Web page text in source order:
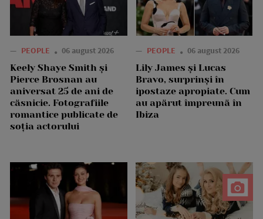
— PEOPLE 06 august 2026
Keely Shaye Smith și
Pierce Brosnan au
aniversat 25 de ani de
căsnicie. Fotografiile
romantice publicate de
soția actorului
— PEOPLE 06 august 2026
Lily James și Lucas
Bravo, surprinși în
ipostaze apropiate. Cum
au apărut împreună în
Ibiza